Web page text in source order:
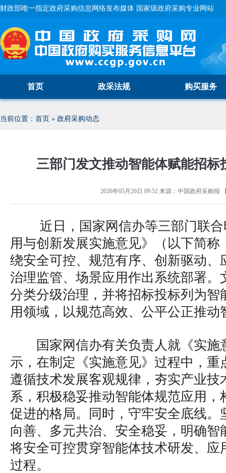
财政部唯一指定政府采购信息网络发布媒体 国家级政府采购专业网站
首页 政采法规 购买服务
当前位置： 首页 » 政府采购动态
三部门发文推动智能体赋能招标
2026年05月26日 09:52来源： 中国政府采购报
近日，国家网信办等三部门联
用与创新发展实施意见》（以下简称
绕安全可控、规范有序、创新驱动、
治理监管、场景应用作出系统部署。
分类分级治理，并将招标投标列为智
用领域，以规范高效、公平公正推动
国家网信办有关负责人就《实
示，在制定《实施意见》过程中，重
遵循技术发展客观规律，夯实产业技
系，积极稳妥推动智能体规范应用，
促进的格局。同时，守牢安全底线。
向善、多元共治、安全稳妥，明确智
将安全可控贯穿智能体技术研发、应
过程。